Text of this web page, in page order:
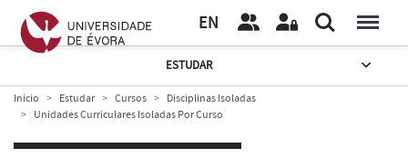
EN
ESTUDAR
Início Estudar Cursos
Disciplinas Isoladas
Unidades Curriculares Isoladas Por Curso